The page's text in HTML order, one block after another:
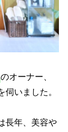
のオーナー、
いました。
長年、美容や